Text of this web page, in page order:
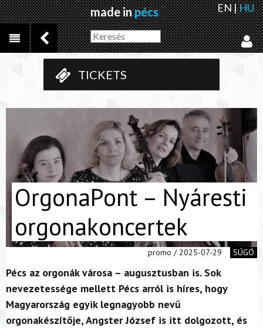
made inpécs EN|HU
TICKETS
OrgonaPont – Nyáresti
orgonakoncertek
promo / 2025-07-29 SÚGÓ
Pécs az orgonák városa – augusztusban is. Sok
nevezetessége mellett Pécs arról is híres, hogy
Magyarország egyik legnagyobb nevű
orgonakészítője, Angster József is itt dolgozott, és